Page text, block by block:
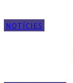
NOTÍCIES